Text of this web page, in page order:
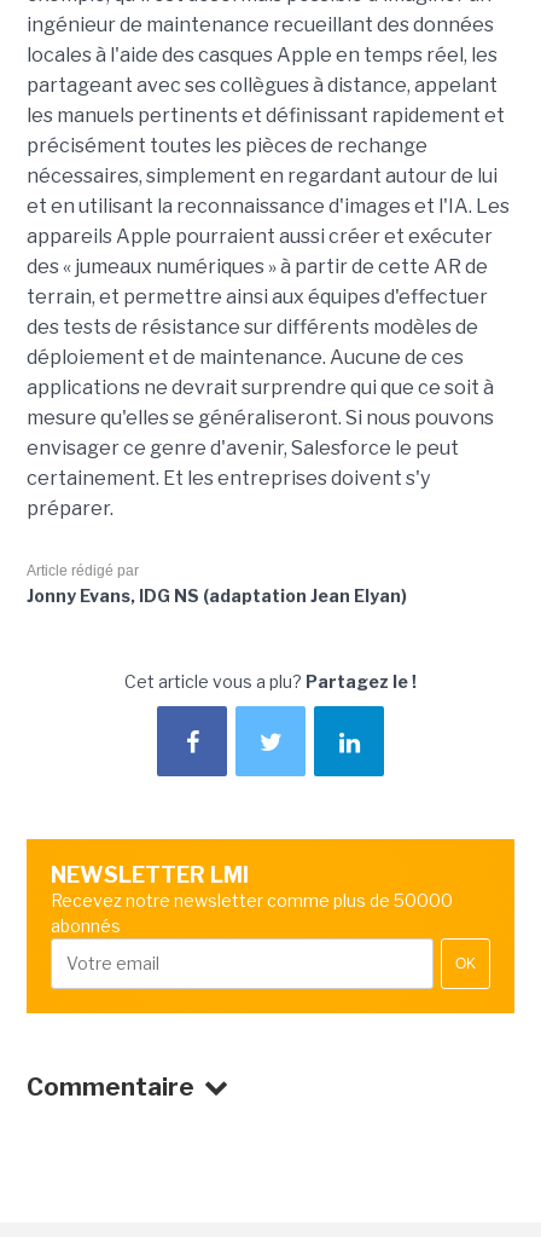
ingénieur de maintenance recueillant des données
locales à l'aide des casques Apple en temps réel, les
partageant avec ses collègues à distance, appelant
les manuels pertinents et définissant rapidement et
précisément toutes les pièces de rechange
nécessaires, simplement en regardant autour de lui
et en utilisant la reconnaissance d'images et l'IA. Les
appareils Apple pourraient aussi créer et exécuter
des « jumeaux numériques » à partir de cette AR de
terrain, et permettre ainsi aux équipes d'effectuer
des tests de résistance sur différents modèles de
déploiement et de maintenance. Aucune de ces
applications ne devrait surprendre qui que ce soit à
mesure qu'elles se généraliseront. Si nous pouvons
envisager ce genre d'avenir, Salesforce le peut
certainement. Et les entreprises doivent s'y
préparer.
Article rédigé par
Jonny Evans, IDG NS (adaptation Jean Elyan)
Cet article vous a plu? Partagez le !
NEWSLETTER LMI
Recevez notre newsletter comme plus de 50000
abonnés
OK
Commentaire